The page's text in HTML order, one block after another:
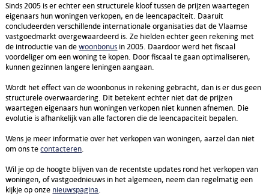
Sinds 2005 is er echter een structurele kloof tussen de prijzen waartegen
eigenaars hun woningen verkopen, en de leencapaciteit. Daaruit
concludeerden verschillende internationale organisaties dat de Vlaamse
vastgoedmarkt overgewaardeerd is. Ze hielden echter geen rekening met
de introductie van dewoonbonus in 2005. Daardoor werd het fiscaal
voordeliger om een woning te kopen. Door fiscaal te gaan optimaliseren,
kunnen gezinnen langere leningen aangaan.
Wordt het effect van de woonbonus in rekening gebracht, dan is er dus geen
structurele overwaardering. Dit betekent echter niet dat de prijzen
waartegen eigenaars hun woningen verkopen niet kunnen afnemen. Die
evolutie is afhankelijk van alle factoren die de leencapaciteit bepalen.
Wens je meer informatie over het verkopen van woningen, aarzel dan niet
om ons tecontacteren.
Wil je op de hoogte blijven van de recentste updates rond het verkopen van
woningen, of vastgoednieuws in het algemeen, neem dan regelmatig een
kijkje op onze nieuwspagina.